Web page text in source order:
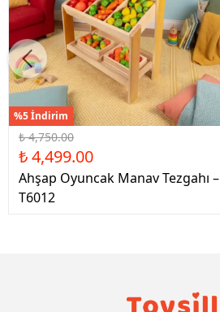
%5 İndirim
₺ 4,750.00
₺ 4,499.00
Ahşap Oyuncak Manav Tezgahı –
T6012